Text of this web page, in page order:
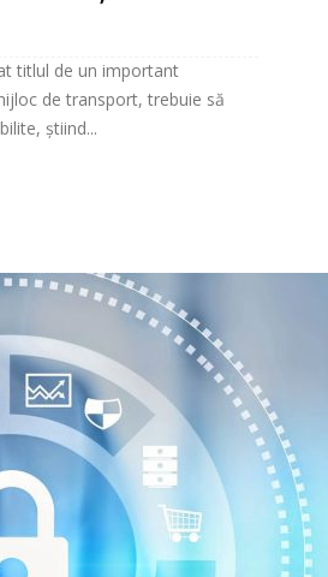
titlul de un important
de transport, trebuie să
știind...